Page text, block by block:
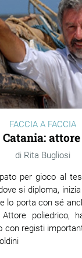
FACCIA A FACCIA
Rita Bugliosi
per gioco al
si diploma,
lo porta con sé
poliedrico,
con registi